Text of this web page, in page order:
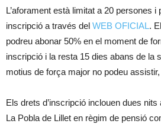
L’aforament està limitat a 20 persones i
inscripció a través del WEB OFICIAL.
podreu abonar 50% en el moment de
inscripció i la resta 15 dies abans de la
motius de força major no podeu assistir,
Els drets d’inscripció inclouen dues nits
La Pobla de Lillet en règim de pensió